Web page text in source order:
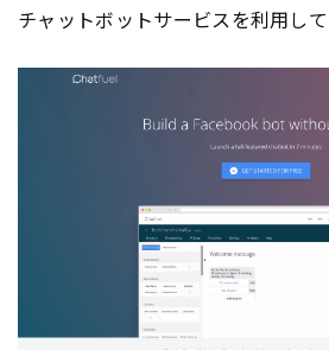
チャットボットサービスを利用して